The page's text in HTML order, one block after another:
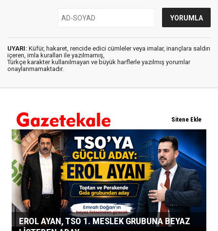
UYARI: Küfür, hakaret, rencide edici cümleler veya imalar, inançlara saldırı
içeren, imla kuralları ile yazılmamış,
Türkçe karakter kullanılmayan ve büyük harflerle yazılmış yorumlar
onaylanmamaktadır.